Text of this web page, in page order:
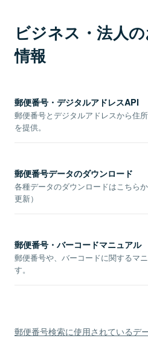
ビジネス・法人
情報
郵便番号・デジタルアドレスAPI
郵便番号とデジタルアドレスから住
を提供。
郵便番号データのダウンロード
各種データのダウンロードはこちら
更新）
郵便番号・バーコードマニュアル
郵便番号や、バーコードに関するマ
す。
郵便番号検索に使用されているデ